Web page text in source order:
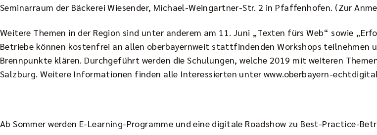
Seminarraum der Bäckerei Wiesender, Michael-Weingartner-Str. 2 in Pfaffenhofen. (Zur
Weitere Themen in der Region sind unter anderem am 11. Juni „Texten fürs Web“ sowie
Betriebe können kostenfrei an allen oberbayernweit stattfindenden Workshops teilnehmen
Brennpunkte klären. Durchgeführt werden die Schulungen, welche 2019 mit weiteren
Salzburg. Weitere Informationen finden alle Interessierten unter www.oberbayern-
Ab Sommer werden E-Learning-Programme und eine digitale Roadshow zu Best-Practice-